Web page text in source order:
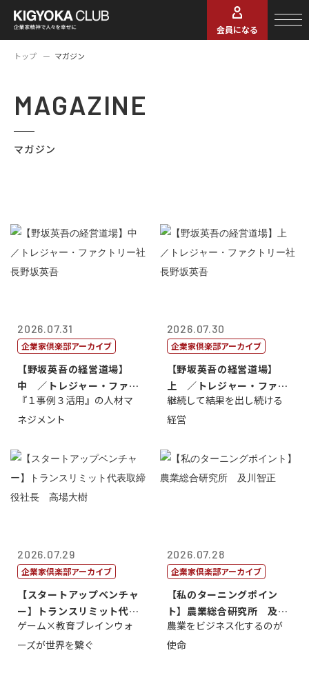
会員になる
トップ マガジン
MAGAZINE
マガジン
2026.07.31
企業家倶楽部アーカイブ
【野坂英吾の経営道場】
中 ／トレジャー・ファク
トリー社長野坂...
『１事例３活用』の人材マ
ネジメント
2026.07.30
企業家倶楽部アーカイブ
【野坂英吾の経営道場】
上 ／トレジャー・ファク
トリー社長野坂...
継続して結果を出し続ける
経営
2026.07.29
企業家倶楽部アーカイブ
【スタートアップベンチャ
ー】トランスリミット代表
取締役社長 ...
ゲーム×教育ブレインウォ
ーズが世界を繋ぐ
2026.07.28
企業家倶楽部アーカイブ
【私のターニングポイン
ト】農業総合研究所 及川
智正
農業をビジネス化するのが
使命